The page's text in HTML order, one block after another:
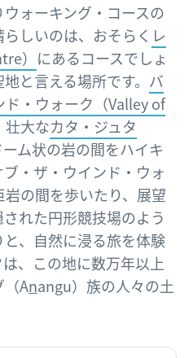
ォーキング・コースの
しいのは、おそらく レ
） にあるコースでしょ
と言える場所です。 バ
ド・ウォーク（Valley of
壮大なカタ・ジュタ
ム状の岩の間をハイキ
・ザ・ウインド・ウォ
の間を歩いたり、展望
れた円形競技場のよう
、自然に浸る旅を体験
、この地に数万年以上
（Anangu）族の人々の土